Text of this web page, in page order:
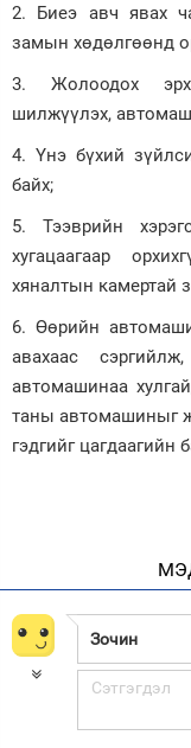
2. Биеэ авч явах
замын хөдөлгөөнд
3. Жолоодох
шилжүүлэх,
4. Үнэ бүхий
байх;
5. Тээврийн
хугацаагаар
хяналтын камертай
6. Өөрийн
авахаас
автомашинаа
таны автомашиныг
гэдгийг цагдаагийн